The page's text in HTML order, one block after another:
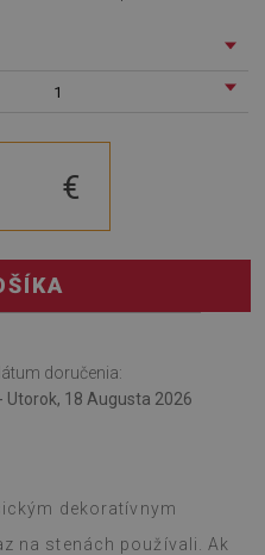
1
€
doručenia:
18 Augusta 2026
dekoratívnym
na stenách používali. Ak